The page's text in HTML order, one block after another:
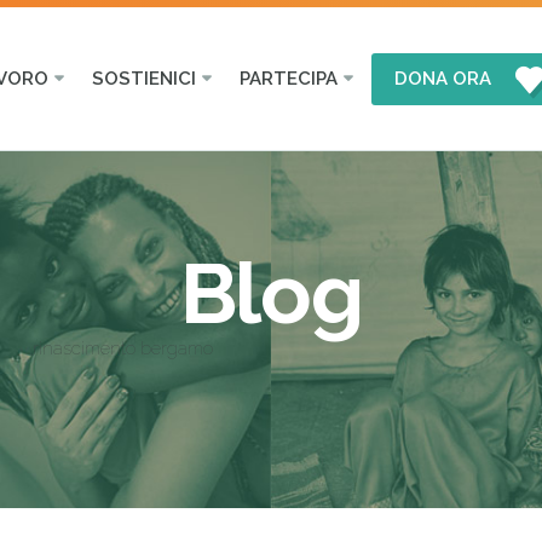
SOSTIENICI PARTECIPA DONA ORA
Blog
rinascimento bergamo